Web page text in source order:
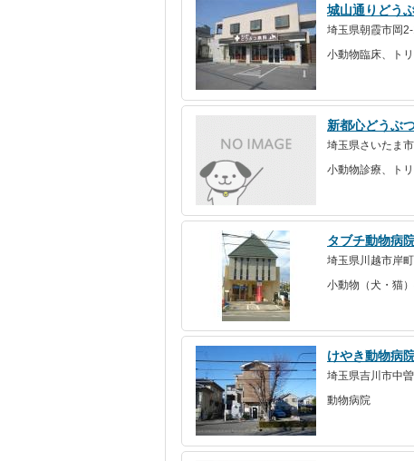
城山通りどう
埼玉県朝霞市岡
小動物臨床、ト
新都心どうぶ
埼玉県さいたま
小動物診療、ト
タブチ動物病
埼玉県川越市岸
小動物（犬・猫
けやき動物病
埼玉県吉川市中
動物病院